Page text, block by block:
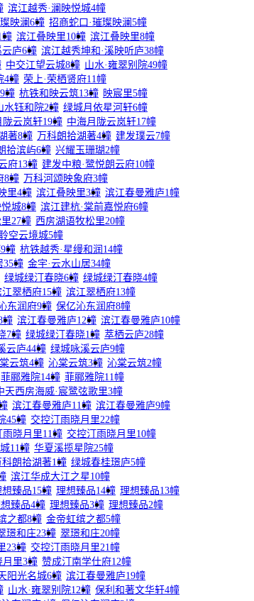
滨江越秀·澜映悦城4幢
映澜6幢 招商蛇口·璀璨映澜5幢
幢 滨江叠映里10幢 滨江叠映里8幢
庐6幢 滨江越秀坤和·溪映听庐38幢
中交江望云城8幢 山水·雍翠别院49幢
4幢 荣上·荣栖贤府11幢
幢 杭铁和映云筑13幢 映宸里5幢
水钰和院2幢 绿城月依星河轩6幢
陇云岚轩19幢 中海月陇云岚轩17幢
著8幢 万科朗拾湖著4幢 建发璞云7幢
拾滨屿6幢 兴耀玉珊瑚2幢
府13幢 建发中粮·鹭悦朗云府10幢
8幢 万科河颂映象府3幢
里4幢 滨江叠映里3幢 滨江春曼雅庐1幢
城8幢 滨江建杭·棠前嘉悦府6幢
27幢 西房湖语牧松里20幢
空云境城5幢
幢 杭铁越秀·星缦和润14幢
35幢 金宇·云水山居34幢
绿城绿汀春晓6幢 绿城绿汀春晓4幢
江翠栖府15幢 滨江翠栖府13幢
东润府9幢 保亿沁东润府8幢
幢 滨江春曼雅庐12幢 滨江春曼雅庐10幢
7幢 绿城绿汀春晓1幢 萃栖云庐28幢
云庐44幢 绿城咏溪云庐9幢
云筑4幢 沁棠云筑3幢 沁棠云筑2幢
菲郦雅院14幢 菲郦雅院11幢
天西房海威·宸鹭弦歌里3幢
滨江春曼雅庐11幢 滨江春曼雅庐9幢
45幢 交控汀雨晓月里22幢
雨晓月里11幢 交控汀雨晓月里10幢
11幢 华夏溪揽星院25幢
科朗拾湖著1幢 绿城春桂璟庐5幢
滨江华成大江之星10幢
想臻品15幢 理想臻品14幢 理想臻品13幢
臻品4幢 理想臻品3幢 理想臻品2幢
之都8幢 金帝虹缤之都5幢
璟和庄23幢 翠璟和庄20幢
23幢 交控汀雨晓月里21幢
月里3幢 赞成汀南学仕府12幢
阳光名城6幢 滨江春曼雅庐19幢
山水·雍翠别院12幢 保利和著文华轩4幢